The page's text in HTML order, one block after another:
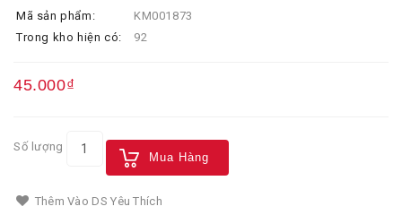
Mã sản phẩm:
KM001873
Trong kho hiện có:
92
45.000₫
Số lượng
Mua Hàng
Thêm Vào DS Yêu Thích